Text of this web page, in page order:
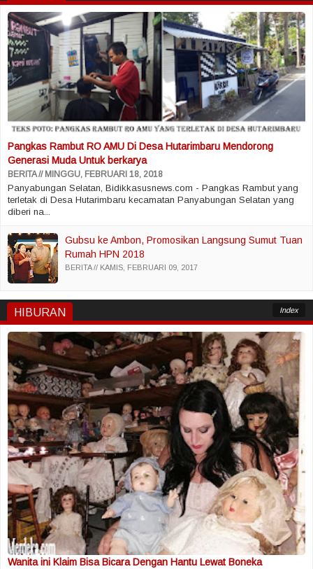
Pangkas Rambut RO AMU Di Desa Hutarimbaru Mendorong
Generasi Muda Untuk berkarya
BERITA MINGGU, FEBRUARI 18, 2018
Panyabungan Selatan, Bidikkasusnews.com - Pangkas Rambut yang
terletak di Desa Hutarimbaru kecamatan Panyabungan Selatan yang
diberi na...
Gubsu ke Ambon, Promosikan Langsung Sumut Tuan
Rumah HPN 2018
BERITA KAMIS, FEBRUARI 09, 2017
HIBURAN Index
Wanita ini Klaim Bisa Bicara Dengan Hantu Lewat Boneka